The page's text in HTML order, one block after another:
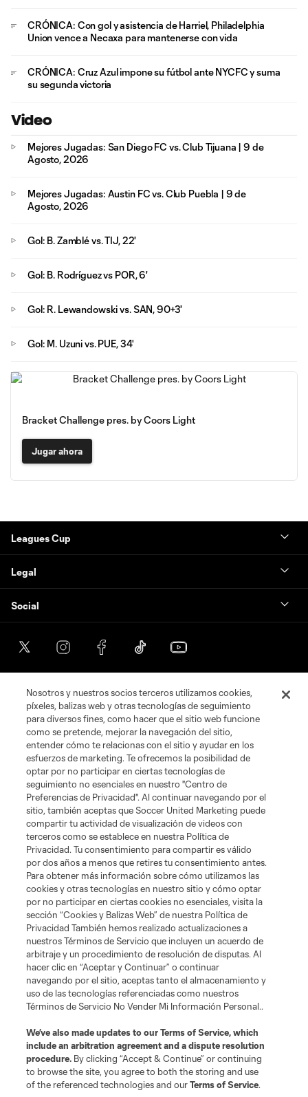
CRÓNICA: Con gol y asistencia de Harriel, Philadelphia
Union vence a Necaxa para mantenerse con vida
CRÓNICA: Cruz Azul impone su fútbol ante NYCFC y suma
su segunda victoria
Video
Mejores Jugadas: San Diego FC vs. Club Tijuana | 9 de
Agosto, 2026
Mejores Jugadas: Austin FC vs. Club Puebla | 9 de
Agosto, 2026
Gol: B. Zamblé vs. TIJ, 22'
Gol: B. Rodríguez vs POR, 6'
Gol: R. Lewandowski vs. SAN, 90+3'
Gol: M. Uzuni vs. PUE, 34'
Bracket Challenge pres. by Coors Light
Jugar ahora
Leagues Cup
Legal
Social
Términos de servicio
Política de privacidad
No vender ni compartir mi información personal
Cookies Settings
©2026 Soccer United Marketing, LLC. El nombre y el logotipo de Leagues
Cup son marcas registradas. Cualquier uso no autorizado está prohibido.
Nosotros y nuestros socios terceros utilizamos cookies,
píxeles, balizas web y otras tecnologías de seguimiento
para diversos fines, como hacer que el sitio web funcione
como se pretende, mejorar la navegación del sitio,
entender cómo te relacionas con el sitio y ayudar en los
esfuerzos de marketing. Te ofrecemos la posibilidad de
optar por no participar en ciertas tecnologías de
seguimiento no esenciales en nuestro "Centro de
Preferencias de Privacidad". Al continuar navegando por el
sitio, también aceptas que Soccer United Marketing puede
compartir tu actividad de visualización de videos con
terceros como se establece en nuestra Política de
Privacidad. Tu consentimiento para compartir es válido
por dos años a menos que retires tu consentimiento antes.
Para obtener más información sobre cómo utilizamos las
cookies y otras tecnologías en nuestro sitio y cómo optar
por no participar en ciertas cookies no esenciales, visita la
sección “Cookies y Balizas Web” de nuestra Política de
Privacidad También hemos realizado actualizaciones a
nuestros Términos de Servicio que incluyen un acuerdo de
arbitraje y un procedimiento de resolución de disputas. Al
hacer clic en “Aceptar y Continuar” o continuar
navegando por el sitio, aceptas tanto el almacenamiento y
uso de las tecnologías referenciadas como nuestros
Términos de Servicio No Vender Mi Información Personal..
We’ve also made updates to ourTerms of Service, which
include an arbitration agreement and a dispute resolution
procedure. By clicking “Accept & Continue” or continuing
to browse the site, you agree to both the storing and use
of the referenced technologies and ourTerms of Service.